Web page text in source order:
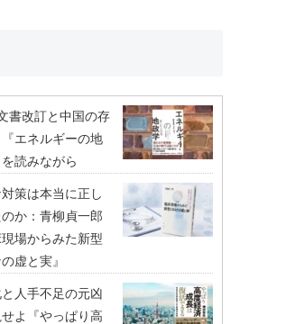
書改訂と中国の存
エネルギーの地
読みながら
策は本当に正し
か：青柳貞一郎
現場からみた新型
虚と実』
人手不足の元凶
よ『やっぱり高